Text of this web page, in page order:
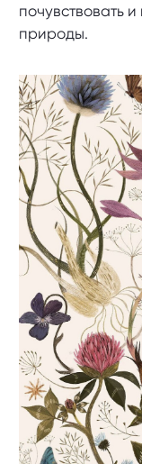
почувствовать
природы.